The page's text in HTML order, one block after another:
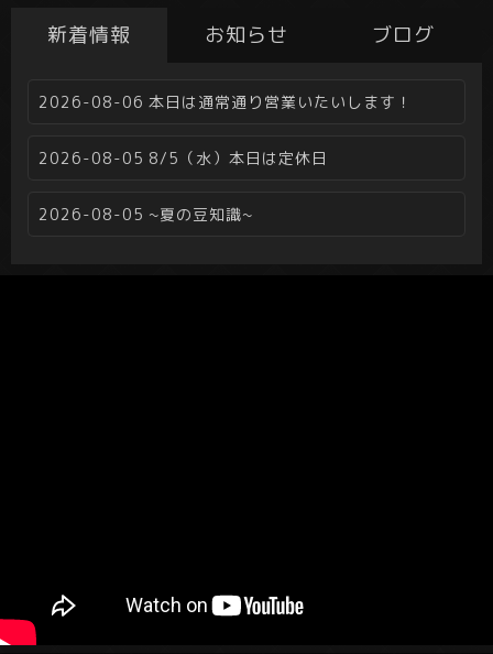
新着情報 お知らせ ブログ
2026-08-06 本日は通常通り営業いたいします！
2026-08-05 8/5（水）本日は定休日
2026-08-05 ~夏の豆知識~